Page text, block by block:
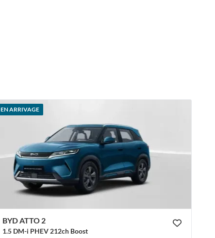
EN ARRIVAGE
BYD ATTO 2
1.5 DM-i PHEV 212ch Boost